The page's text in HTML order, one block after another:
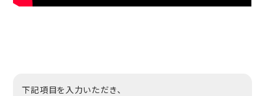
下記項目を入力いただき、